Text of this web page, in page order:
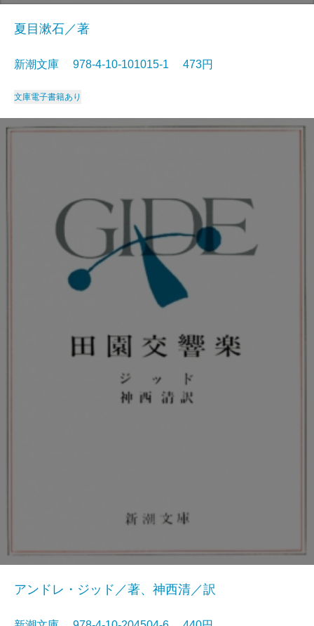
夏目漱石／著
新潮文庫 978-4-10-101015-1 473円
文庫電子書籍あり
アンドレ・ジッド／著、神西清／訳